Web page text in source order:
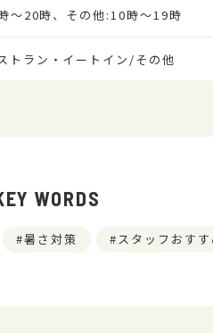
～20時、その他:10時～19時
トラン・イートイン/その他
WORDS
暑さ対策 スタッフおす